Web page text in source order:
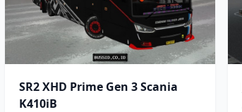
SR2 XHD Prime Gen 3 Scania
K410iB